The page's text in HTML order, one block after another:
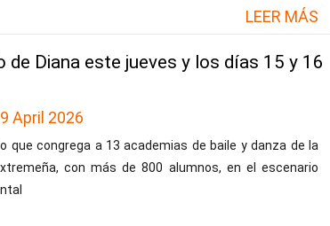
LEER MÁS
de Diana este jueves y los días 15 y 16
April 2026
que congrega a 13 academias de baile y danza de la
con más de 800 alumnos, en el escenario